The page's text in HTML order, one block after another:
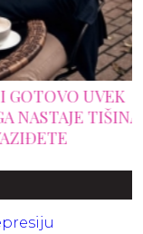
UVEK
TIŠINA I